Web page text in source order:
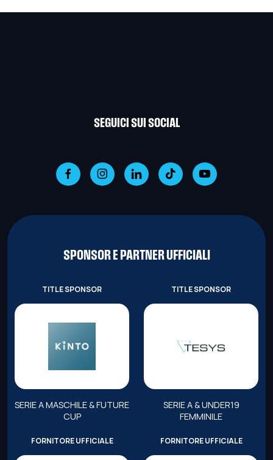
SEGUICI SUI SOCIAL
SPONSOR E PARTNER UFFICIALI
TITLE SPONSOR
SERIE A MASCHILE & FUTURE
CUP
TITLE SPONSOR
SERIE A & UNDER19
FEMMINILE
FORNITORE UFFICIALE FORNITORE UFFICIALE